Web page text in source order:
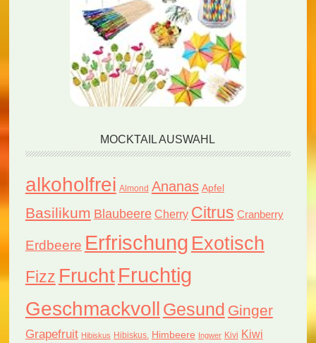
MOCKTAIL AUSWAHL
alkoholfrei Almond Ananas Apfel
Basilikum Blaubeere Cherry Citrus Cranberry
Erdbeere Erfrischung Exotisch
Fizz FruchtFruchtig
Geschmackvoll Gesund Ginger
Grapefruit Hibiskus Hibiskus. Himbeere Ingwer Kivi Kiwi